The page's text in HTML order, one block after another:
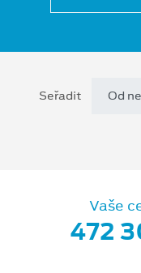
Seřadit
Vaše
472